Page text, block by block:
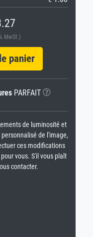
MwSt.)
panier
PARFAIT
de luminosité et
de l'image,
ces modifications
vous. S'il vous plaît
contacter.